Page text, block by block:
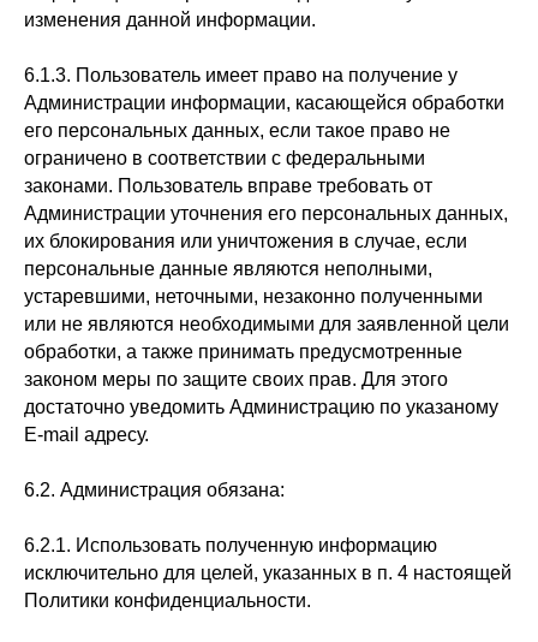
изменения данной информации.
6.1.3. Пользователь имеет право на получение у
Администрации информации, касающейся обработки
его персональных данных, если такое право не
ограничено в соответствии с федеральными
законами. Пользователь вправе требовать от
Администрации уточнения его персональных данных,
их блокирования или уничтожения в случае, если
персональные данные являются неполными,
устаревшими, неточными, незаконно полученными
или не являются необходимыми для заявленной цели
обработки, а также принимать предусмотренные
законом меры по защите своих прав. Для этого
достаточно уведомить Администрацию по указаному
E-mail адресу.
6.2. Администрация обязана:
6.2.1. Использовать полученную информацию
исключительно для целей, указанных в п. 4 настоящей
Политики конфиденциальности.